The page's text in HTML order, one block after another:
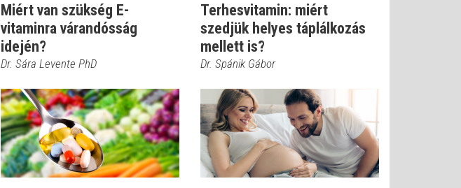
Miért van szükség E-
vitaminra várandósság
idején?
Dr. Sára Levente PhD
Terhesvitamin: miért
szedjük helyes táplálkozás
mellett is?
Dr. Spánik Gábor